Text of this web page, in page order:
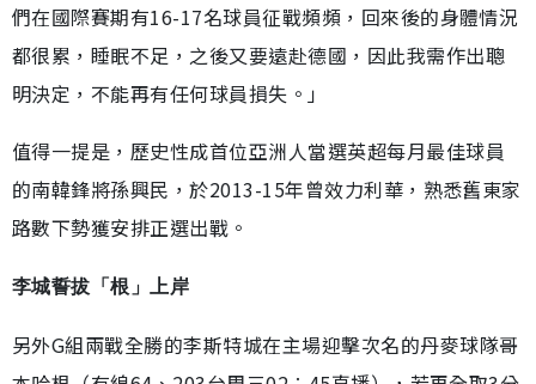
們在國際賽期有16-17名球員征戰頻頻，回來後的身體情況
都很累，睡眠不足，之後又要遠赴德國，因此我需作出聰
明決定，不能再有任何球員損失。」
值得一提是，歷史性成首位亞洲人當選英超每月最佳球員
的南韓鋒將孫興民，於2013-15年曾效力利華，熟悉舊東家
路數下勢獲安排正選出戰。
李城誓拔「根」上岸
另外G組兩戰全勝的李斯特城在主場迎擊次名的丹麥球隊哥